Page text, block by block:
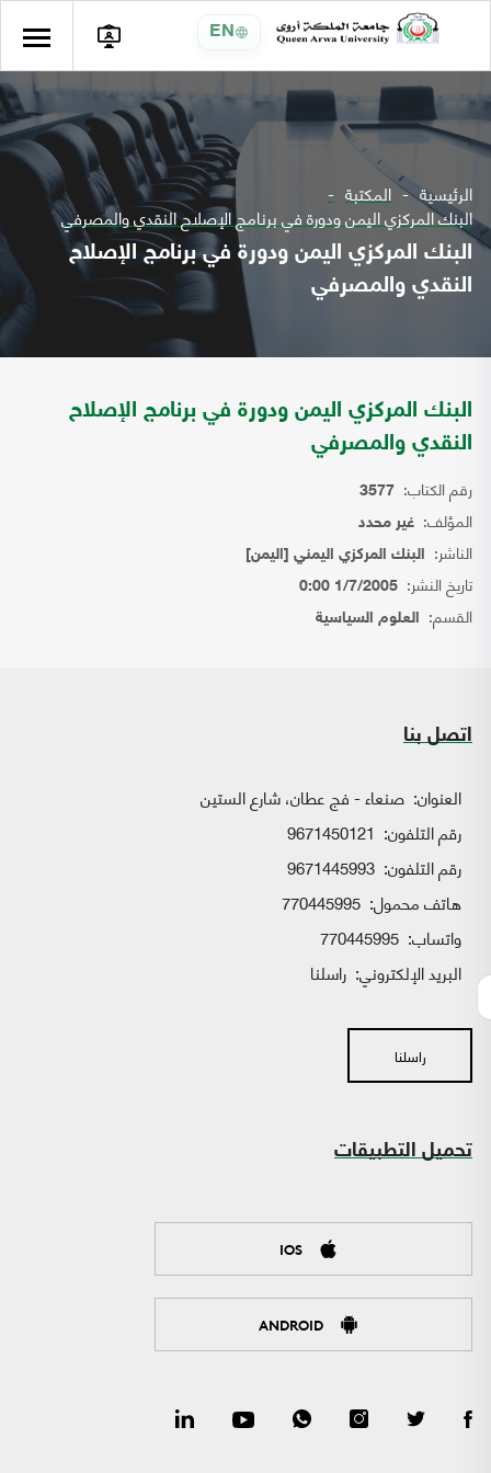
EN
الرئيسية المكتبة
البنك المركزي اليمن ودورة في برنامج الإصلاح النقدي والمصرفي
البنك المركزي اليمن ودورة في برنامج الإصلاح
النقدي والمصرفي
البنك المركزي اليمن ودورة في برنامج الإصلاح
النقدي والمصرفي
رقم الكتاب: 3577
المؤلف: غير محدد
الناشر: البنك المركزي اليمني [اليمن]
تاريخ النشر: 1/7/2005 0:00
القسم: العلوم السياسية
اتصل بنا
العنوان: صنعاء - فج عطان، شارع الستين
رقم التلفون: 9671450121
رقم التلفون: 9671445993
هاتف محمول: 770445995
واتساب:
البريد الإلكتروني: راسلنا
راسلنا
تحميل التطبيقات
IOS
ANDROID